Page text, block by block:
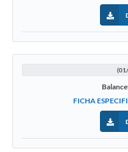
FICHA